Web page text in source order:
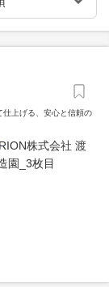
上げる、安心と信頼の